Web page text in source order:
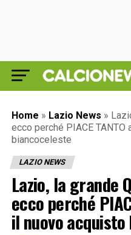
Home » Lazio News »
ecco perché PIACE TANTO
biancoceleste
LAZIO NEWS
Lazio, la grande
ecco perché
il nuovo